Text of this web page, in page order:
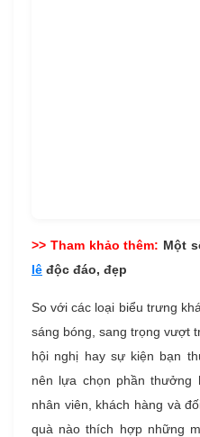
>> Tham khảo thêm: Một
lê độc đáo, đẹp
So với các loại biểu trưng
sáng bóng, sang trọng vượt
hội nghị hay sự kiện bạn
nên lựa chọn phần
nhân viên, khách hàng và
quà nào thích hợp những